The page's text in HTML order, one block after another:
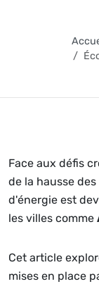
Face aux défis
de la hausse
d'énergie est
les villes comme
Cet article
mises en place